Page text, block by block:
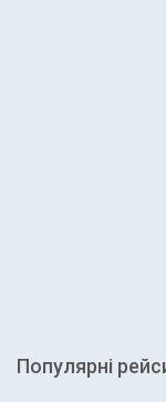
Популярні